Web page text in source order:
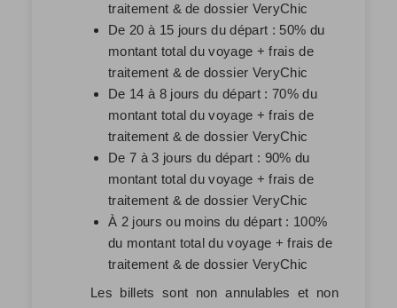
traitement & de dossier VeryChic
De 20 à 15 jours du départ : 50% du
montant total du voyage + frais de
traitement & de dossier VeryChic
De 14 à 8 jours du départ : 70% du
montant total du voyage + frais de
traitement & de dossier VeryChic
De 7 à 3 jours du départ : 90% du
montant total du voyage + frais de
traitement & de dossier VeryChic
À 2 jours ou moins du départ : 100%
du montant total du voyage + frais de
traitement & de dossier VeryChic
Les billets sont non annulables et non